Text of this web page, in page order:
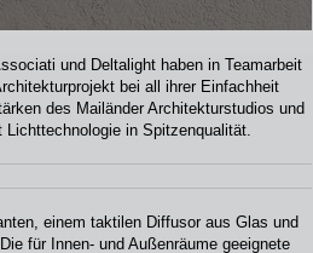
und Deltalight haben in Teamarbeit
bei all ihrer Einfachheit
des Mailänder Architekturstudios und
in Spitzenqualität.
einem taktilen Diffusor aus Glas und
für Innen- und Außenräume geeignete